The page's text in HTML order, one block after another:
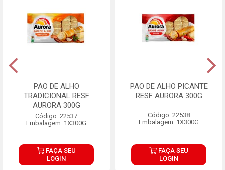
PAO DE ALHO
TRADICIONAL RESF
AURORA 300G
Código: 22537
Embalagem: 1X300G
FAÇA SEU
LOGIN
PAO DE ALHO PICANTE
RESF AURORA 300G
Código: 22538
Embalagem: 1X300G
FAÇA SEU
LOGIN